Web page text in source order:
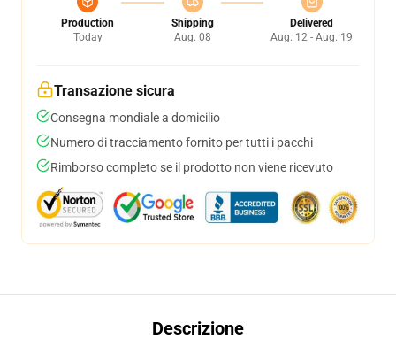
Production
Today
Shipping
Aug. 08
Delivered
Aug. 12 - Aug. 19
Transazione sicura
Consegna mondiale a domicilio
Numero di tracciamento fornito per tutti i pacchi
Rimborso completo se il prodotto non viene ricevuto
Descrizione